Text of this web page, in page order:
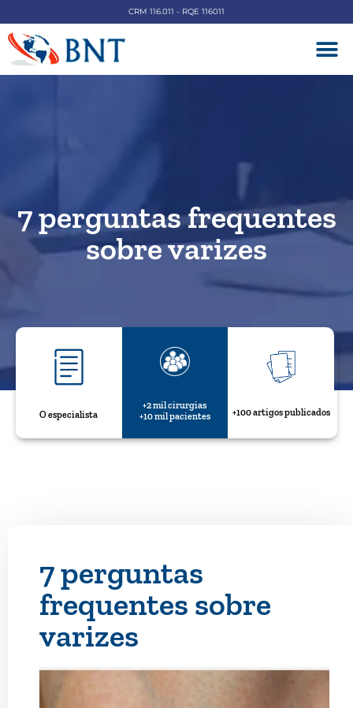
CRM 116.011 - RQE 116011
7 perguntas frequentes
sobre varizes
O especialista
+2 mil cirurgias
+10 mil pacientes
+100 artigos publicados
7 perguntas
frequentes sobre
varizes